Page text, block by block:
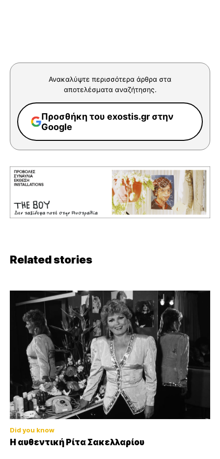
Ανακαλύψτε περισσότερα άρθρα στα
αποτελέσματα αναζήτησης.
Προσθήκη του exostis.gr στην
Google
Related stories
Did you know
Η αυθεντική Ρίτα Σακελλαρίου